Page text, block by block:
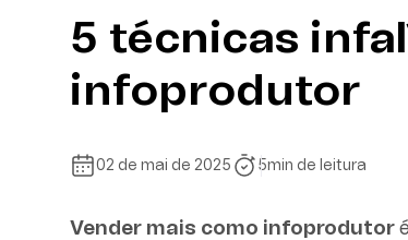
5 técnicas
infoprodutor
02 de mai de 2025 5min de leitura
Vender mais como infoprodutor